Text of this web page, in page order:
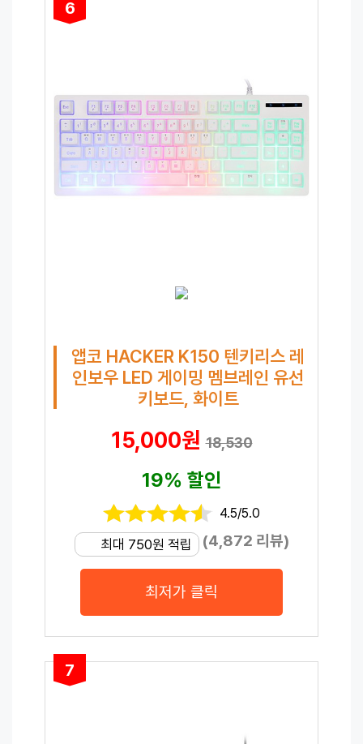
6
앱코 HACKER K150 텐키리스 레
인보우 LED 게이밍 멤브레인 유선
키보드, 화이트
15,000원18,530
19% 할인
4.5/5.0
최대 750원 적립 (4,872 리뷰)
최저가 클릭
7